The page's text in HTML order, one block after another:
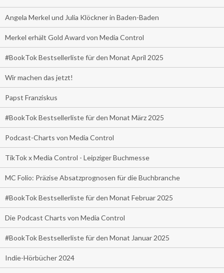
Angela Merkel und Julia Klöckner in Baden-Baden
Merkel erhält Gold Award von Media Control
#BookTok Bestsellerliste für den Monat April 2025
Wir machen das jetzt!
Papst Franziskus
#BookTok Bestsellerliste für den Monat März 2025
Podcast-Charts von Media Control
TikTok x Media Control - Leipziger Buchmesse
MC Folio: Präzise Absatzprognosen für die Buchbranche
#BookTok Bestsellerliste für den Monat Februar 2025
Die Podcast Charts von Media Control
#BookTok Bestsellerliste für den Monat Januar 2025
Indie-Hörbücher 2024